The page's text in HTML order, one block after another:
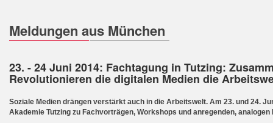
Meldungen aus München
23. - 24 Juni 2014: Fachtagung in Tutzing:
Revolutionieren die digitalen Medien die
Soziale Medien drängen verstärkt auch in die Arbeitswelt. Am 23. und 24.
Akademie Tutzing zu Fachvorträgen, Workshops und anregenden,